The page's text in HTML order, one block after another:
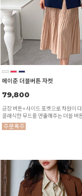
메이준 더블버튼 자켓
79,800
금장 버튼+사이드 포켓으로 차원이
클래식한 무드를 연출해주는 더블 버
해요!